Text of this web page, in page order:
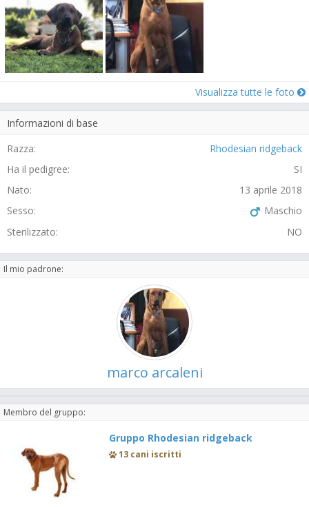
Visualizza tutte le foto
Informazioni di base
Razza:
Rhodesian ridgeback
Ha il pedigree:
SI
Nato:
13 aprile 2018
Sesso:
Maschio
Sterilizzato:
NO
Il mio padrone:
marco arcaleni
Membro del gruppo:
Gruppo Rhodesian ridgeback
13 cani iscritti